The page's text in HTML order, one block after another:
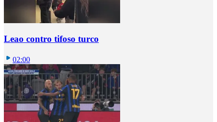
Leao contro tifoso turco
02:00